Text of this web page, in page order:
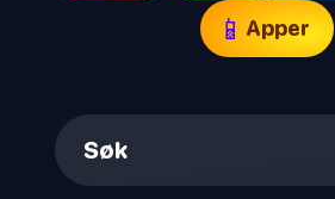
📱 Apper
Søk